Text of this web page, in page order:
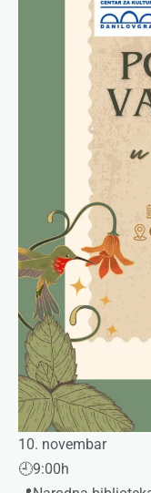
10. novembar
🕘9:00h